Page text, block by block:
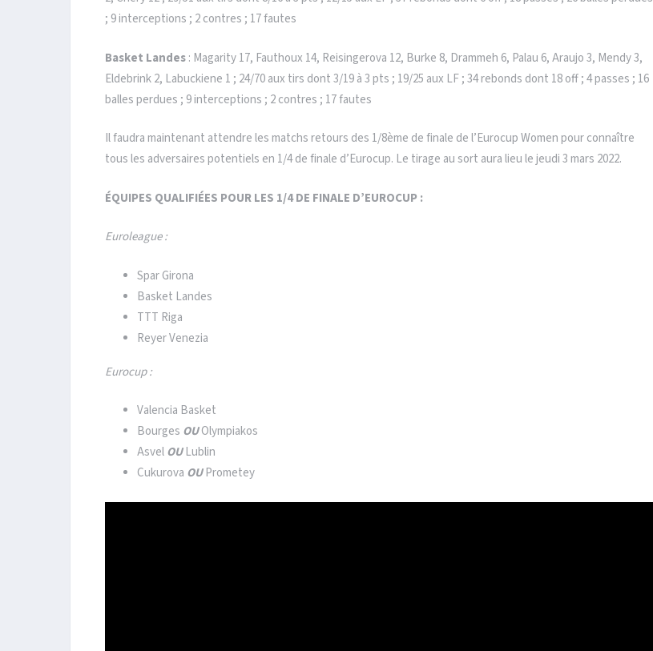
; 9 interceptions ; 2 contres ; 17 fautes
Basket Landes: Magarity 17, Fauthoux 14, Reisingerova 12, Burke 8, Drammeh 6, Palau 6, Araujo 3, Mendy 3,
Eldebrink 2, Labuckiene 1 ; 24/70 aux tirs dont 3/19 à 3 pts ; 19/25 aux LF ; 34 rebonds dont 18 off ; 4 passes ; 16
balles perdues ; 9 interceptions ; 2 contres ; 17 fautes
Il faudra maintenant attendre les matchs retours des 1/8ème de finale de l’Eurocup Women pour connaître
tous les adversaires potentiels en 1/4 de finale d’Eurocup. Le tirage au sort aura lieu le jeudi 3 mars 2022.
ÉQUIPES QUALIFIÉES POUR LES 1/4 DE FINALE D’EUROCUP :
Euroleague :
Spar Girona
Basket Landes
TTT Riga
Reyer Venezia
Eurocup :
Valencia Basket
Bourges OUOlympiakos
AsvelOULublin
Cukurova OUPrometey